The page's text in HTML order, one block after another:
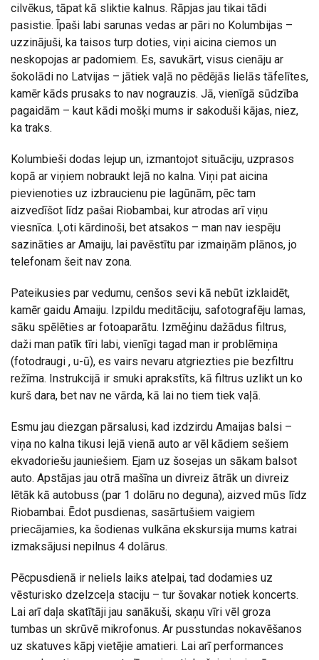
cilvēkus, tāpat kā sliktie kalnus. Rāpjas jau tikai tādi
pasistie. Īpaši labi sarunas vedas ar pāri no Kolumbijas –
uzzinājuši, ka taisos turp doties, viņi aicina ciemos un
neskopojas ar padomiem. Es, savukārt, visus cienāju ar
šokolādi no Latvijas – jātiek vaļā no pēdējās lielās tāfelītes,
kamēr kāds prusaks to nav nograuzis. Jā, vienīgā sūdzība
pagaidām – kaut kādi mošķi mums ir sakoduši kājas, niez,
ka traks.
Kolumbieši dodas lejup un, izmantojot situāciju, uzprasos
kopā ar viņiem nobraukt lejā no kalna. Viņi pat aicina
pievienoties uz izbraucienu pie lagūnām, pēc tam
aizvedīšot līdz pašai Riobambai, kur atrodas arī viņu
viesnīca. Ļoti kārdinoši, bet atsakos – man nav iespēju
sazināties ar Amaiju, lai pavēstītu par izmaiņām plānos, jo
telefonam šeit nav zona.
Pateikusies par vedumu, cenšos sevi kā nebūt izklaidēt,
kamēr gaidu Amaiju. Izpildu meditāciju, safotografēju lamas,
sāku spēlēties ar fotoaparātu. Izmēģinu dažādus filtrus,
daži man patīk tīri labi, vienīgi tagad man ir problēmiņa
(fotodraugi , u-ū), es vairs nevaru atgriezties pie bezfiltru
režīma. Instrukcijā ir smuki aprakstīts, kā filtrus uzlikt un ko
kurš dara, bet nav ne vārda, kā lai no tiem tiek vaļā.
Esmu jau diezgan pārsalusi, kad izdzirdu Amaijas balsi –
viņa no kalna tikusi lejā vienā auto ar vēl kādiem sešiem
ekvadoriešu jauniešiem. Ejam uz šosejas un sākam balsot
auto. Apstājas jau otrā mašīna un divreiz ātrāk un divreiz
lētāk kā autobuss (par 1 dolāru no deguna), aizved mūs līdz
Riobambai. Ēdot pusdienas, sasārtušiem vaigiem
priecājamies, ka šodienas vulkāna ekskursija mums katrai
izmaksājusi nepilnus 4 dolārus.
Pēcpusdienā ir neliels laiks atelpai, tad dodamies uz
vēsturisko dzelzceļa staciju – tur šovakar notiek koncerts.
Lai arī daļa skatītāji jau sanākuši, skaņu vīri vēl groza
tumbas un skrūvē mikrofonus. Ar pusstundas nokavēšanos
uz skatuves kāpj vietējie amatieri. Lai arī performances